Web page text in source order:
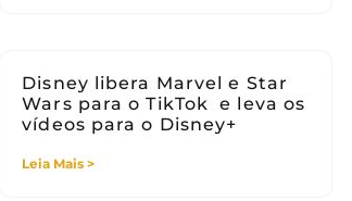
Disney libera Marvel e Star
Wars para o TikTok e leva os
vídeos para o Disney+
Leia Mais >